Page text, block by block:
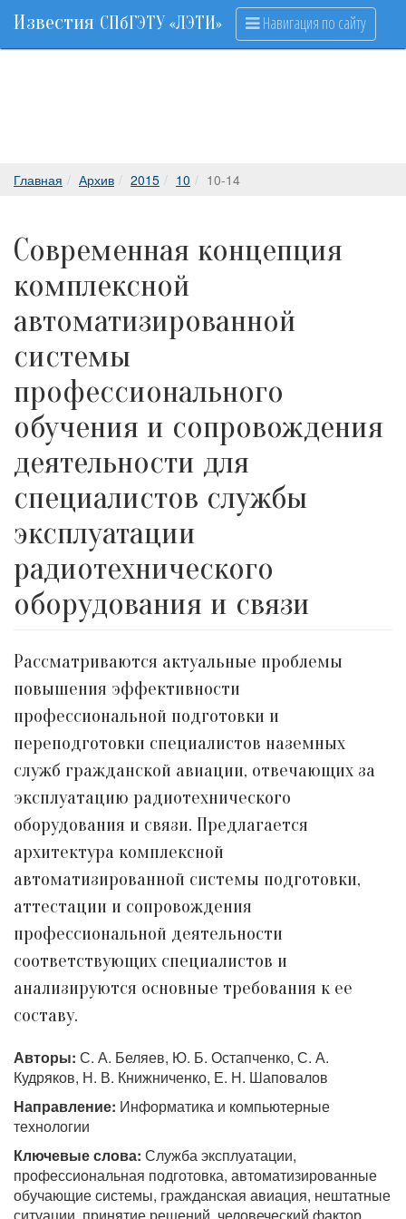
Известия СПбГЭТУ «ЛЭТИ» Навигация по сайту
Главная Архив 2015 10 10-14
Современная концепция
комплексной
автоматизированной
системы
профессионального
обучения и сопровождения
деятельности для
специалистов службы
эксплуатации
радиотехнического
оборудования и связи
Рассматриваются актуальные проблемы
повышения эффективности
профессиональной подготовки и
переподготовки специалистов наземных
служб гражданской авиации, отвечающих за
эксплуатацию радиотехнического
оборудования и связи. Предлагается
архитектура комплексной
автоматизированной системы подготовки,
аттестации и сопровождения
профессиональной деятельности
соответствующих специалистов и
анализируются основные требования к ее
составу.
Авторы: С. А. Беляев, Ю. Б. Остапченко, С. А.
Кудряков, Н. В. Книжниченко, Е. Н. Шаповалов
Направление: Информатика и компьютерные
технологии
Ключевые слова: Служба эксплуатации,
профессиональная подготовка, автоматизированные
обучающие системы, гражданская авиация, нештатные